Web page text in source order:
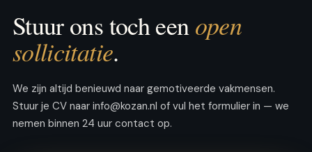
Stuur ons toch eenopen
sollicitatie.
We zijn altijd benieuwd naar gemotiveerde vakmensen.
Stuur je CV naar info@kozan.nl of vul het formulier in — we
nemen binnen 24 uur contact op.